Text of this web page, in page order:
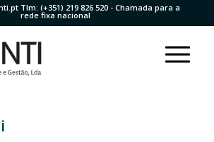
Tlm: (+351) 219 826 520- Chamada para a
rede fixa nacional